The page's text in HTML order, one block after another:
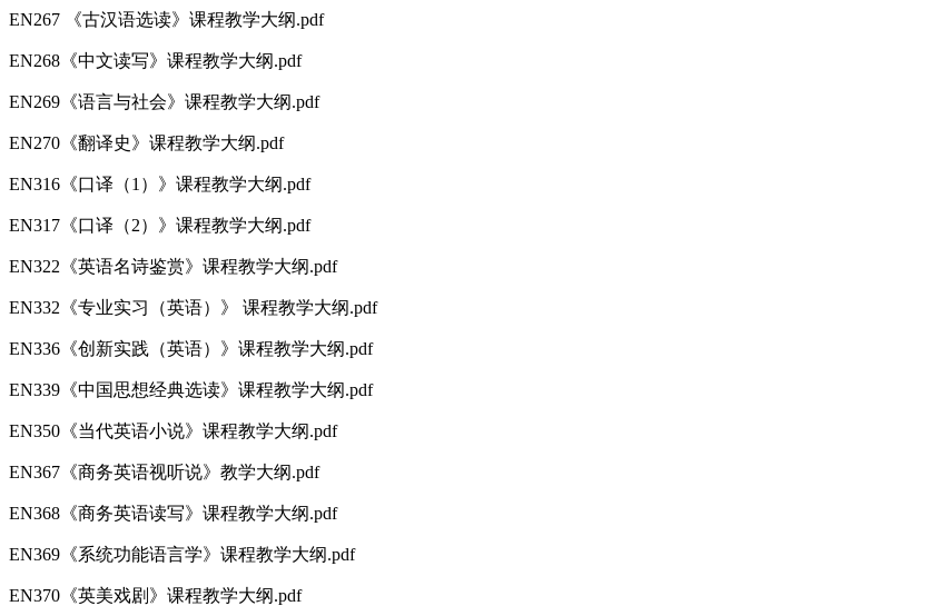
EN267 《古汉语选读》课程教学大纲.pdf
EN268《中文读写》课程教学大纲.pdf
EN269《语言与社会》课程教学大纲.pdf
EN270《翻译史》课程教学大纲.pdf
EN316《口译（1）》课程教学大纲.pdf
EN317《口译（2）》课程教学大纲.pdf
EN322《英语名诗鉴赏》课程教学大纲.pdf
EN332《专业实习（英语）》 课程教学大纲.pdf
EN336《创新实践（英语）》课程教学大纲.pdf
EN339《中国思想经典选读》课程教学大纲.pdf
EN350《当代英语小说》课程教学大纲.pdf
EN367《商务英语视听说》教学大纲.pdf
EN368《商务英语读写》课程教学大纲.pdf
EN369《系统功能语言学》课程教学大纲.pdf
EN370《英美戏剧》课程教学大纲.pdf